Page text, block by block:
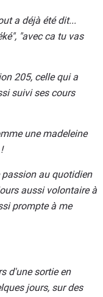
a déjà été dit...
, "avec ca tu vas
205, celle qui a
suivi ses cours
une madeleine
au quotidien
aussi volontaire à
prompte à me
d'une sortie en
jours, sur des